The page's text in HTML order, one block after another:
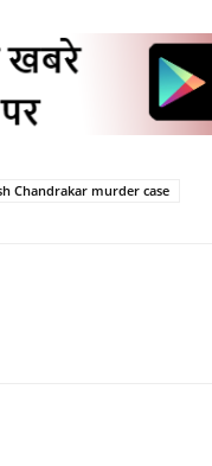
Chandrakar murder case